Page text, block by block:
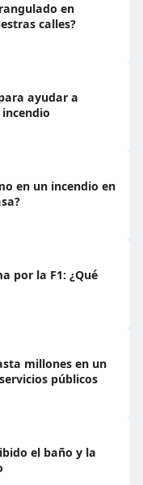
en
calles?
ayudar a
en un incendio en
por la F1: ¿Qué
millones en un
públicos
el baño y la